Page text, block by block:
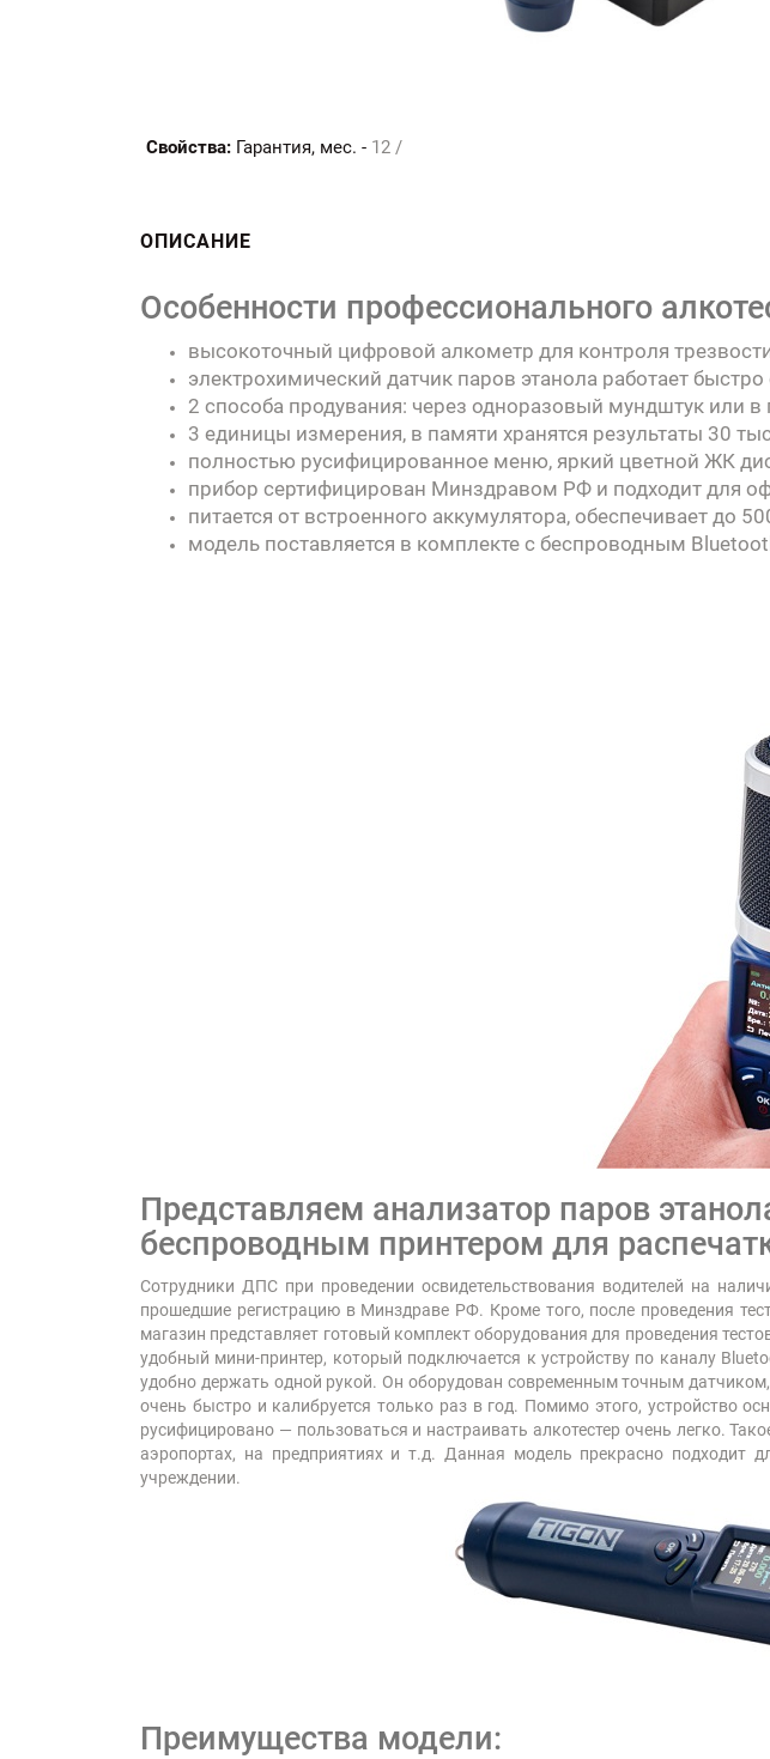
Свойства: Гарантия, мес. - 12 /
ОПИСАНИЕ
Особенности профессионального
высокоточный цифровой алкометр для контроля
электрохимический датчик паров этанола работает
2 способа продувания: через одноразовый мундштук или
3 единицы измерения, в памяти хранятся результаты 30
полностью русифицированное меню, яркий цветной ЖК
прибор сертифицирован Минздравом РФ и подходит для
питается от встроенного аккумулятора, обеспечивает до
модель поставляется в комплекте с беспроводным
Представляем анализатор паров
беспроводным принтером для
Сотрудники ДПС при проведении освидетельствования водителей на
прошедшие регистрацию в Минздраве РФ. Кроме того, после проведения
магазин представляет готовый комплект оборудования для проведения
удобный мини-принтер, который подключается к устройству по каналу
удобно держать одной рукой. Он оборудован современным точным
очень быстро и калибруется только раз в год. Помимо этого, устройство
русифицировано — пользоваться и настраивать алкотестер очень легко.
аэропортах, на предприятиях и т.д. Данная модель прекрасно подходит
учреждении.
Преимущества модели: